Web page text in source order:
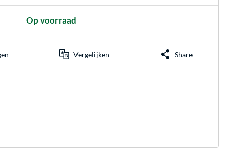
Op voorraad
Vergelijken Share